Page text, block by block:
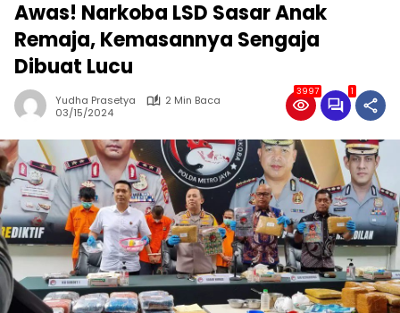
Awas! Narkoba LSD Sasar Anak
Remaja, Kemasannya Sengaja
Dibuat Lucu
Yudha Prasetya
2 Min Baca
03/15/2024
3997 1